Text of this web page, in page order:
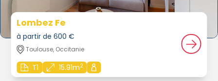
Lombez Fe
à partir de 600 €
Toulouse, Occitanie
T1 15.91m2